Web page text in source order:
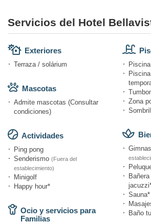
Servicios del Hotel
Exteriores
Terraza / solárium
Mascotas
Admite mascotas (Consultar
condiciones)
Actividades
Ping pong
Senderismo (Fuera del
establecimiento)
Minigolf
Happy hour*
Ocio y servicios para
Familias
Zona
Sauna*
Baño